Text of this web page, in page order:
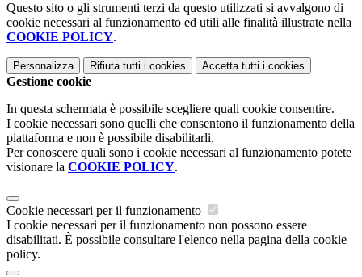
Questo sito o gli strumenti terzi da questo utilizzati si avvalgono di
cookie necessari al funzionamento ed utili alle finalità illustrate nella
COOKIE POLICY.
Personalizza Rifiuta tutti i cookies Accetta tutti i cookies
Gestione cookie
In questa schermata è possibile scegliere quali cookie consentire.
I cookie necessari sono quelli che consentono il funzionamento della
piattaforma e non è possibile disabilitarli.
Per conoscere quali sono i cookie necessari al funzionamento potete
visionare la COOKIE POLICY.
Cookie necessari per il funzionamento
I cookie necessari per il funzionamento non possono essere
disabilitati. È possibile consultare l'elenco nella pagina della cookie
policy.